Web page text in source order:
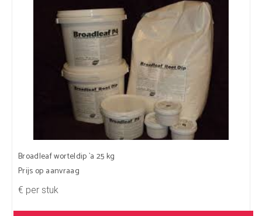
Broadleaf worteldip `a 25 kg
Prijs op aanvraag
€ per stuk